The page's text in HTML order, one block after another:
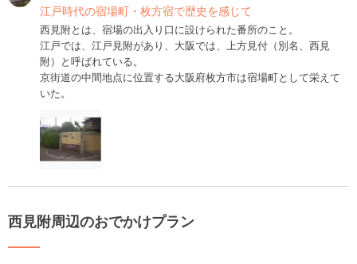
江戸時代の宿場町・枚方宿で歴史を感じて
西見附とは、宿場の出入り口に設けられた番所のこと。
江戸では、江戸見附があり、大阪では、上方見付（別名、西見
附）と呼ばれている。
京街道の中間地点に位置する大阪府枚方市は宿場町として栄えて
いた。
西見附周辺のおでかけプラン